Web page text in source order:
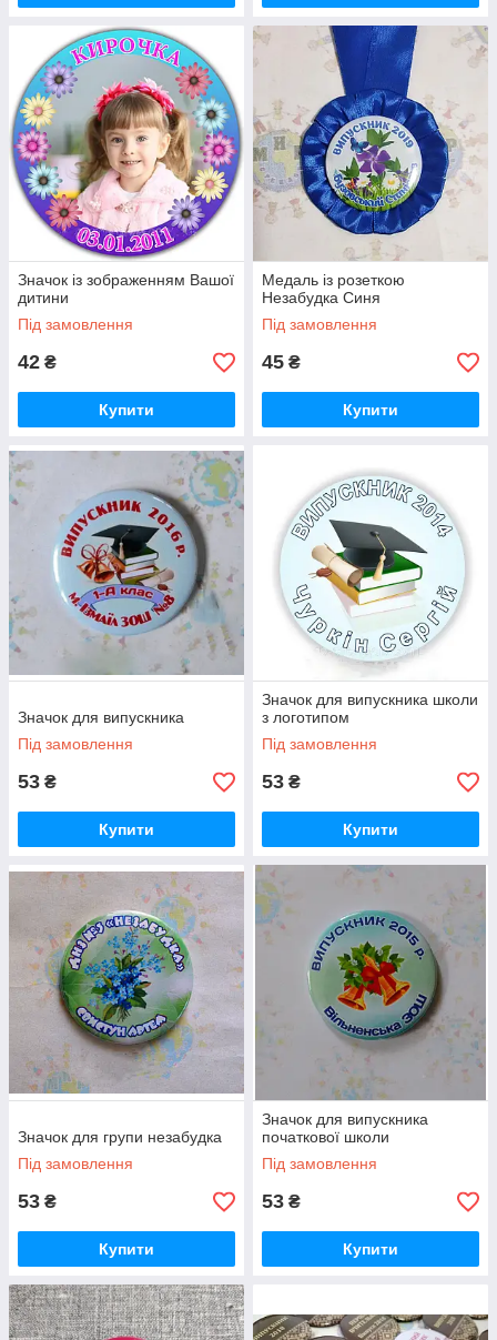
Значок із зображенням Вашої
дитини
Під замовлення
42 ₴
Купити
Медаль із розеткою
Незабудка Синя
Під замовлення
45 ₴
Купити
Значок для випускника
Під замовлення
53 ₴
Купити
Значок для випускника школи
з логотипом
Під замовлення
53 ₴
Купити
Значок для групи незабудка
Під замовлення
53 ₴
Купити
Значок для випускника
початкової школи
Під замовлення
53 ₴
Купити